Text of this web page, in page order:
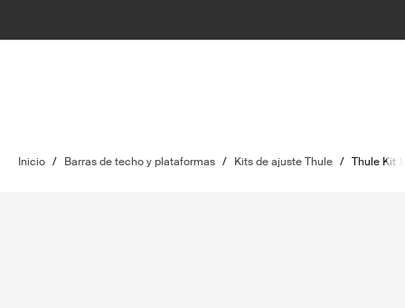
Inicio / Barras de techo y plataformas / Kits de ajuste Thule / Thule Kit